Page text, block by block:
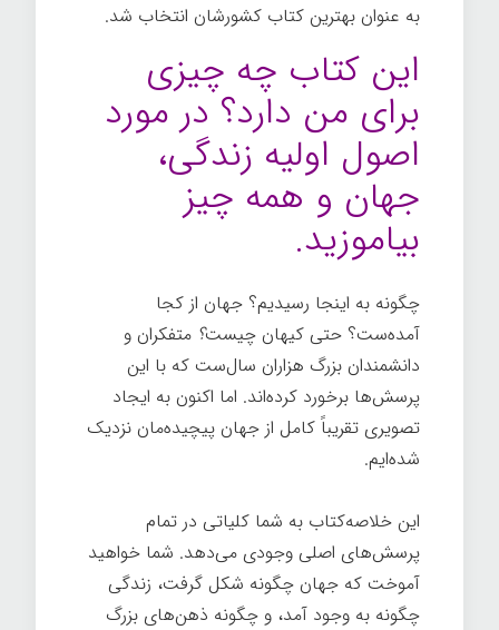
به عنوان بهترین کتاب کشورشان انتخاب شد.
این کتاب چه چیزی
برای من دارد؟ در مورد
اصول اولیه زندگی،
جهان و همه چیز
بیاموزید.
چگونه به اینجا رسیدیم؟ جهان از کجا
آمده‌ست؟ حتی کیهان چیست؟ متفکران و
دانشمندان بزرگ هزاران سال‌ست که با این
پرسش‌ها برخورد کرده‌اند. اما اکنون به ایجاد
تصویری تقریباً کامل از جهان پیچیده‌مان نزدیک
شده‌ایم.
این خلاصه‌کتاب به شما کلیاتی در تمام
پرسش‌های اصلی وجودی می‌دهد. شما خواهید
آموخت که جهان چگونه شکل گرفت، زندگی
چگونه به وجود آمد، و چگونه ذهن‌های بزرگ